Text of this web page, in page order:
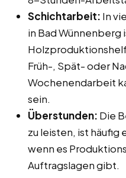
Schichtarbeit: In
in Bad
Früh-, Spät- oder
Wochenendarbeit
sein.
Überstunden: Die
zu leisten, ist häufig
wenn es
Auftragslagen gibt.